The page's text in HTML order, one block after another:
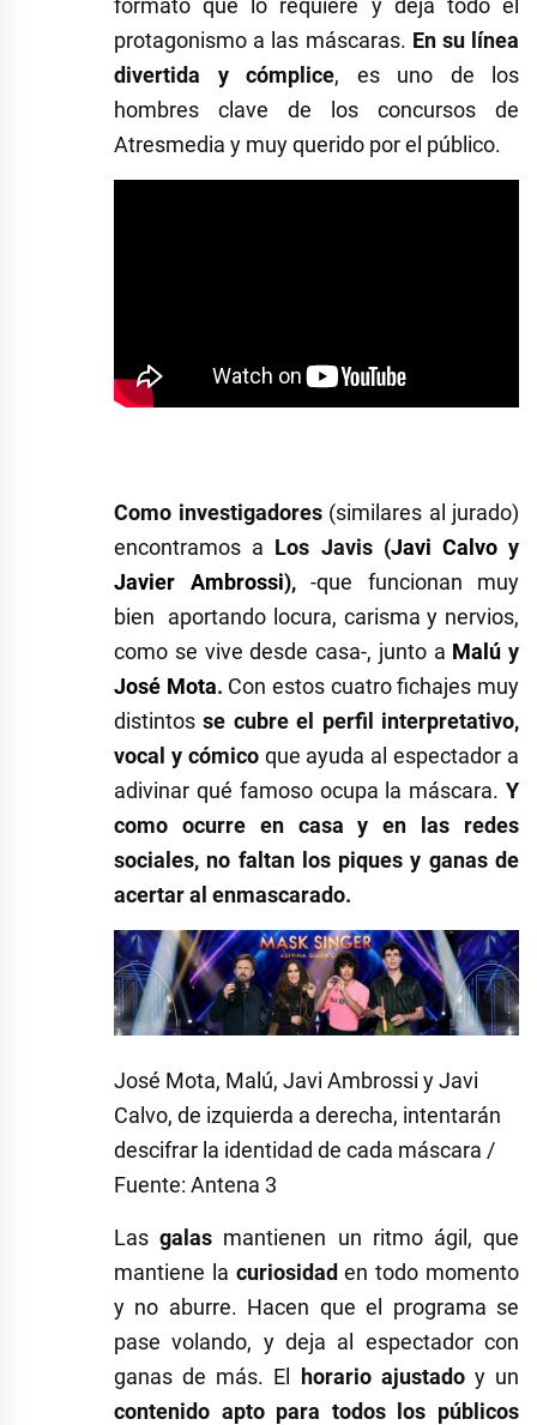
formato que lo requiere y deja todo el
protagonismo a las máscaras. En su línea
divertida y cómplice, es uno de los
hombres clave de los concursos de
Atresmedia y muy querido por el público.
Como investigadores(similares al jurado)
encontramos a Los Javis (Javi Calvoy
Javier Ambrossi), -que funcionan muy
bien aportando locura, carisma y nervios,
como se vive desde casa-, junto a Malú y
José Mota. Con estos cuatro fichajes muy
distintos se cubre el perfil interpretativo,
vocal y cómico que ayuda al espectador a
adivinar qué famoso ocupa la máscara. Y
como ocurre en casa y en las redes
sociales, no faltan los piques y ganas de
acertar al enmascarado.
José Mota, Malú, Javi Ambrossi y Javi
Calvo, de izquierda a derecha, intentarán
descifrar la identidad de cada máscara /
Fuente: Antena 3
Lasgalas mantienen un ritmo ágil, que
mantiene la curiosidaden todo momento
y no aburre. Hacen que el programa se
pase volando, y deja al espectador con
ganas de más. El horario ajustadoy un
contenido apto para todos los públicos